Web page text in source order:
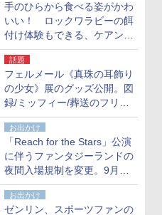
手のひらから食べる姿がかわ
いい！ ロックワラビーの餌
付け体験もできる、ケアンズ
でアサートン高原の日本語ガ
イド付きツアーに参加してみ
た
話題
フェルメール《真珠の耳飾り
の少女》展のグッズ公開。図
録/ミッフィー/葬送のフリー
レンほか、注目ブランドコラ
ボが実現
お出かけ
「Reach for the Stars」公演
に伴うファンタジーランドの
夜間入場規制を変更。9月か
ら18時50分～20時ごろに
お出かけ
ゼンリン、スポーツファンの